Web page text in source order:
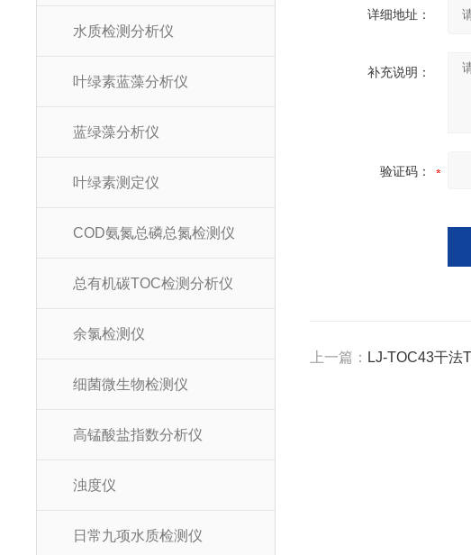
水质检测分析仪
叶绿素蓝藻分析仪
蓝绿藻分析仪
叶绿素测定仪
COD氨氮总磷总氮检测仪
总有机碳TOC检测分析仪
余氯检测仪
细菌微生物检测仪
高锰酸盐指数分析仪
浊度仪
日常九项水质检测仪
详细地址：
补充说明：
验证码：
上一篇： LJ-TOC43干法